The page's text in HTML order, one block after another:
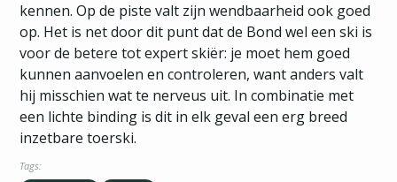
kennen. Op de piste valt zijn wendbaarheid ook goed
op. Het is net door dit punt dat de Bond wel een ski is
voor de betere tot expert skiër: je moet hem goed
kunnen aanvoelen en controleren, want anders valt
hij misschien wat te nerveus uit. In combinatie met
een lichte binding is dit in elk geval een erg breed
inzetbare toerski.
Tags: